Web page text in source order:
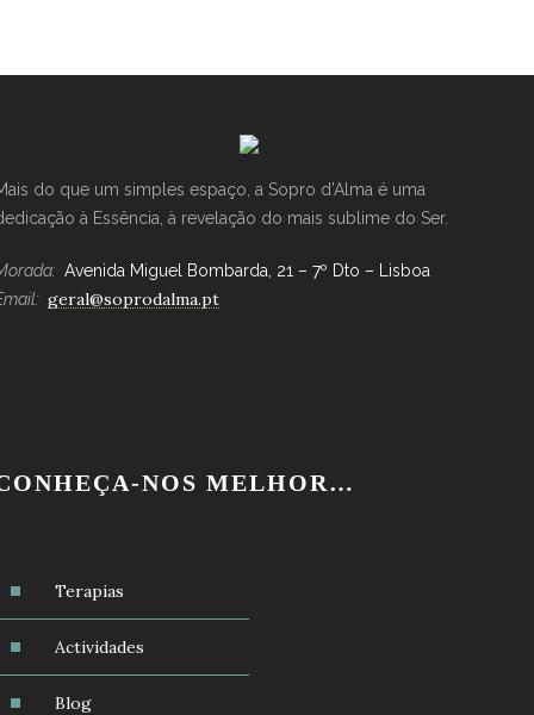
do que um simples espaço, a Sopro d’Alma é uma
à Essência, à revelação do mais sublime do Ser.
Avenida Miguel Bombarda, 21 – 7º Dto – Lisboa
geral@soprodalma.pt
NOS MELHOR…
Terapias
Actividades
Blog